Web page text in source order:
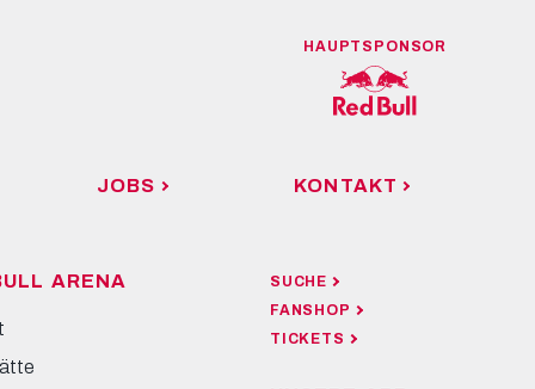
HAUPTSPONSOR
JOBS KONTAKT
ARENA
SUCHE
FANSHOP
TICKETS